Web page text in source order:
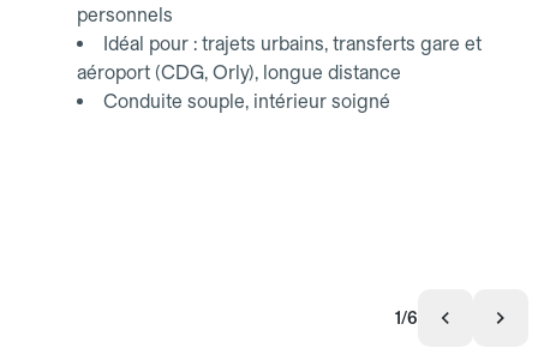
personnels
Idéal pour : trajets urbains, transferts gare et
aéroport (CDG, Orly), longue distance
Conduite souple, intérieur soigné
1/6